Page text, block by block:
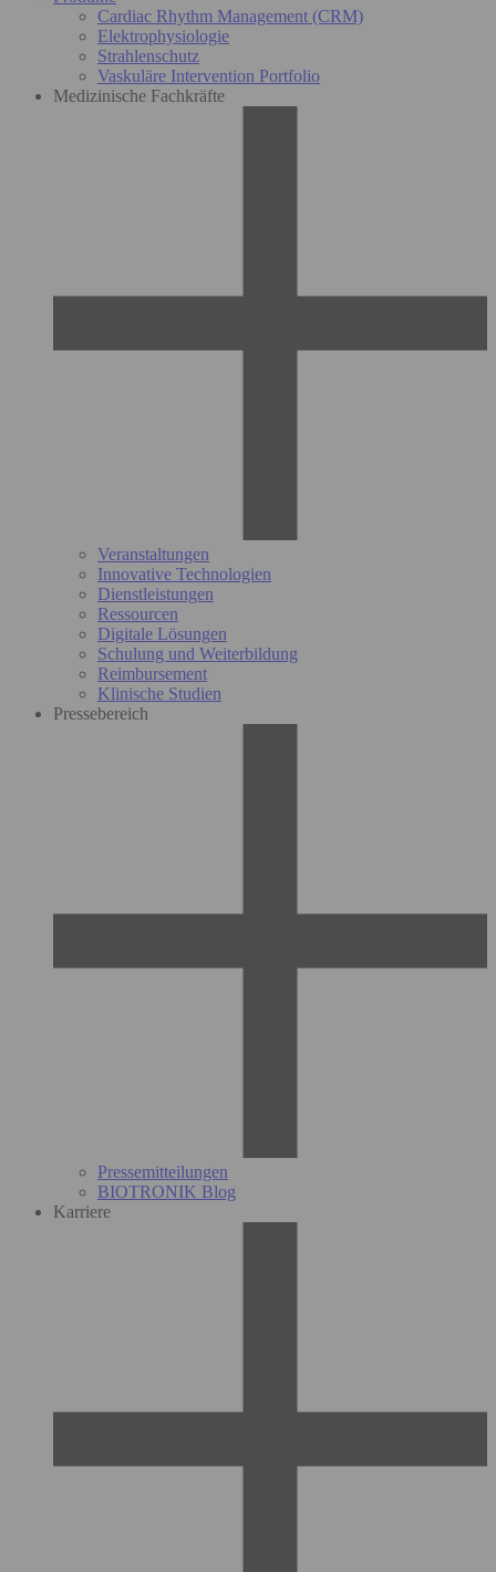
Cardiac Rhythm Management (CRM)
Elektrophysiologie
Strahlenschutz
Vaskuläre Intervention Portfolio
Medizinische Fachkräfte
Veranstaltungen
Innovative Technologien
Dienstleistungen
Ressourcen
Digitale Lösungen
Schulung und Weiterbildung
Reimbursement
Klinische Studien
Pressebereich
Pressemitteilungen
BIOTRONIK Blog
Karriere